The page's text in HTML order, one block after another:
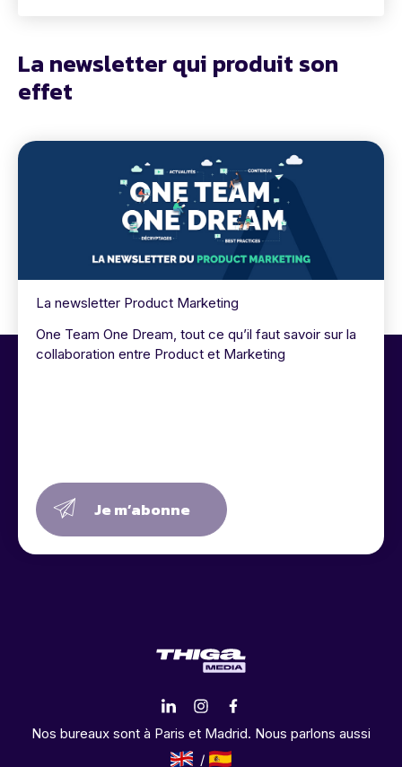
La newsletter qui produit son
effet
La newsletter Product Marketing
One Team One Dream, tout ce qu’il faut savoir sur la
collaboration entre Product et Marketing
Je m’abonne
Nos bureaux sont à Paris et Madrid. Nous parlons aussi